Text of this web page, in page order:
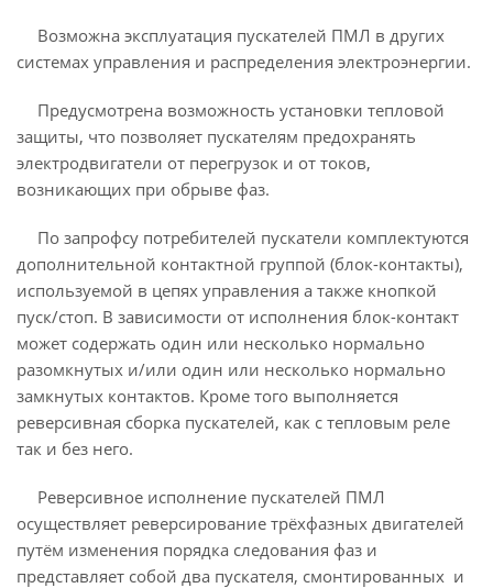
Возможна эксплуатация пускателей ПМЛ в других
системах управления и распределения электроэнергии.
Предусмотрена возможность установки тепловой
защиты, что позволяет пускателям предохранять
электродвигатели от перегрузок и от токов,
возникающих при обрыве фаз.
По запрофсу потребителей пускатели комплектуются
дополнительной контактной группой (блок-контакты),
используемой в цепях управления а также кнопкой
пуск/стоп. В зависимости от исполнения блок-контакт
может содержать один или несколько нормально
разомкнутых и/или один или несколько нормально
замкнутых контактов. Кроме того выполняется
реверсивная сборка пускателей, как с тепловым реле
так и без него.
Реверсивное исполнение пускателей ПМЛ
осуществляет реверсирование трёхфазных двигателей
путём изменения порядка следования фаз и
представляет собой два пускателя, смонтированных и